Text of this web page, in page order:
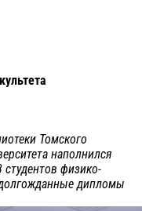
Томского
наполнился
физико-
долгожданные дипломы